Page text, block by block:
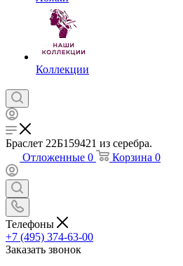
Коллекции
Браслет 22Б159421 из серебра.
Отложенные 0 Корзина 0
Телефоны
+7 (495) 374-63-00
Заказать звонок